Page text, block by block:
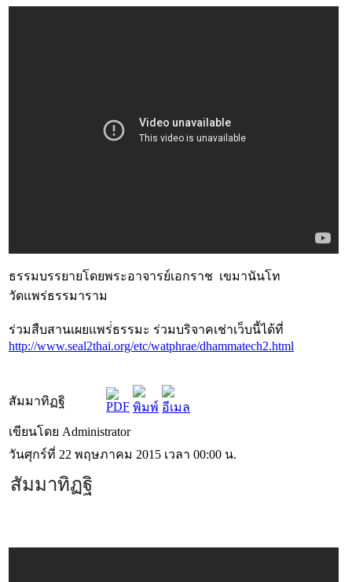
ธรรมบรรยายโดยพระอาจารย์เอกราช เขมานันโท
วัดแพร่ธรรมาราม
ร่วมสืบสานเผยแพร่่ธรรมะ ร่วมบริจาคเช่าเว็บนี้ได้ที่
http://www.seal2thai.org/etc/watphrae/dhammatech2.html
สัมมาทิฏฐิ
เขียนโดย Administrator
วันศุกร์ที่ 22 พฤษภาคม 2015 เวลา 00:00 น.
สัมมาทิฏฐิ